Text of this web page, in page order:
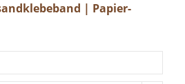
| Papier-